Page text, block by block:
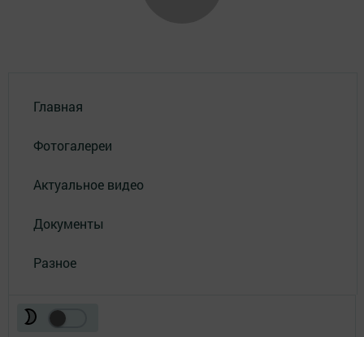
Главная
Фотогалереи
Актуальное видео
Документы
Разное